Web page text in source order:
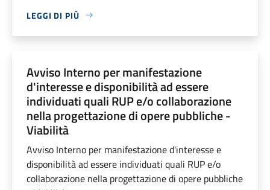
LEGGI DI PIÙ
Avviso Interno per manifestazione
d'interesse e disponibilità ad essere
individuati quali RUP e/o collaborazione
nella progettazione di opere pubbliche -
Viabilità
Avviso Interno per manifestazione d'interesse e
disponibilità ad essere individuati quali RUP e/o
collaborazione nella progettazione di opere pubbliche